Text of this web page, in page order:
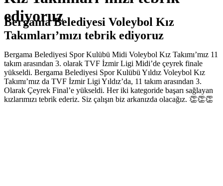
ediyoruz
Bergama Belediyesi Voleybol Kız
Takımları’mızı tebrik ediyoruz
Bergama Belediyesi Spor Kulübü Midi Voleybol Kız Takımı’mız 11
takım arasından 3. olarak TVF İzmir Ligi Midi’de çeyrek finale
yükseldi. Bergama Belediyesi Spor Kulübü Yıldız Voleybol Kız
Takımı’mız da TVF İzmir Ligi Yıldız’da, 11 takım arasından 3.
Olarak Çeyrek Final’e yükseldi. Her iki kategoride başarı sağlayan
kızlarımızı tebrik ederiz. Siz çalışın biz arkanızda olacağız. 👏👏👏